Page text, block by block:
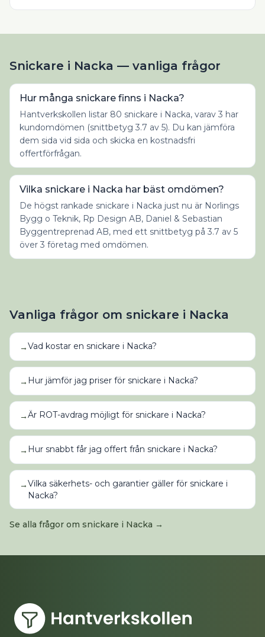
Snickare i Nacka — vanliga frågor
Hur många snickare finns i Nacka?
Hantverkskollen listar 80 snickare i Nacka, varav 3 har
kundomdömen (snittbetyg 3.7 av 5). Du kan jämföra
dem sida vid sida och skicka en kostnadsfri
offertförfrågan.
Vilka snickare i Nacka har bäst omdömen?
De högst rankade snickare i Nacka just nu är Norlings
Bygg o Teknik, Rp Design AB, Daniel & Sebastian
Byggentreprenad AB, med ett snittbetyg på 3.7 av 5
över 3 företag med omdömen.
Vanliga frågor om snickare i Nacka
→Vad kostar en snickare i Nacka?
→ Hur jämför jag priser för snickare i Nacka?
→Är ROT-avdrag möjligt för snickare i Nacka?
→ Hur snabbt får jag offert från snickare i Nacka?
→Vilka säkerhets- och garantier gäller för snickare i
Nacka?
Se alla frågor om snickare i Nacka →